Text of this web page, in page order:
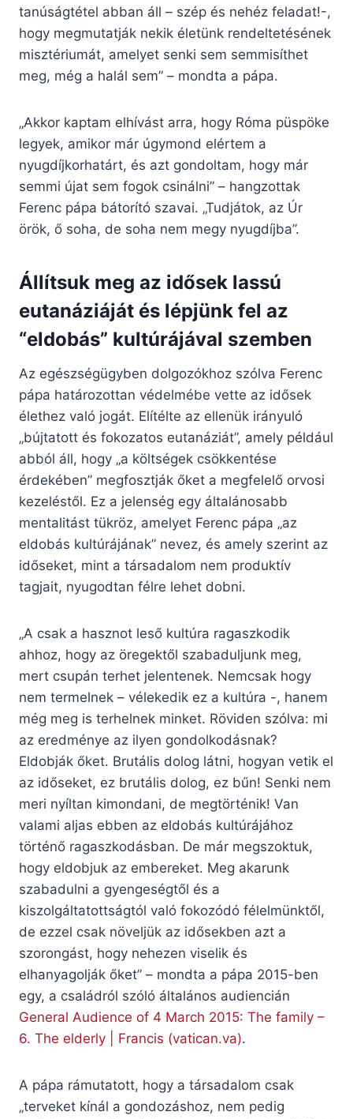
tanúságtétel abban áll – szép és nehéz feladat!-,
hogy megmutatják nekik életünk rendeltetésének
misztériumát, amelyet senki sem semmisíthet
meg, még a halál sem” – mondta a pápa.
„Akkor kaptam elhívást arra, hogy Róma püspöke
legyek, amikor már úgymond elértem a
nyugdíjkorhatárt, és azt gondoltam, hogy már
semmi újat sem fogok csinálni” – hangzottak
Ferenc pápa bátorító szavai. „Tudjátok, az Úr
örök, ő soha, de soha nem megy nyugdíjba”.
Állítsuk meg az idősek lassú
eutanáziáját és lépjünk fel az
“eldobás” kultúrájával szemben
Az egészségügyben dolgozókhoz szólva Ferenc
pápa határozottan védelmébe vette az idősek
élethez való jogát. Elítélte az ellenük irányuló
„bújtatott és fokozatos eutanáziát”, amely például
abból áll, hogy „a költségek csökkentése
érdekében” megfosztják őket a megfelelő orvosi
kezeléstől. Ez a jelenség egy általánosabb
mentalitást tükröz, amelyet Ferenc pápa „az
eldobás kultúrájának” nevez, és amely szerint az
időseket, mint a társadalom nem produktív
tagjait, nyugodtan félre lehet dobni.
„A csak a hasznot leső kultúra ragaszkodik
ahhoz, hogy az öregektől szabaduljunk meg,
mert csupán terhet jelentenek. Nemcsak hogy
nem termelnek – vélekedik ez a kultúra -, hanem
még meg is terhelnek minket. Röviden szólva: mi
az eredménye az ilyen gondolkodásnak?
Eldobják őket. Brutális dolog látni, hogyan vetik el
az időseket, ez brutális dolog, ez bűn! Senki nem
meri nyíltan kimondani, de megtörténik! Van
valami aljas ebben az eldobás kultúrájához
történő ragaszkodásban. De már megszoktuk,
hogy eldobjuk az embereket. Meg akarunk
szabadulni a gyengeségtől és a
kiszolgáltatottságtól való fokozódó félelmünktől,
de ezzel csak növeljük az idősekben azt a
szorongást, hogy nehezen viselik és
elhanyagolják őket” – mondta a pápa 2015-ben
egy, a családról szóló általános audiencián
General Audience of 4 March 2015: The family –
6. The elderly | Francis (vatican.va).
A pápa rámutatott, hogy a társadalom csak
„terveket kínál a gondozáshoz, nem pedig